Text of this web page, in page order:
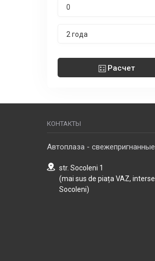
2 года
Расчет
КОНТАКТЫ
Автоплаза -
str. Socoleni 1
(mai sus de piața VAZ,
Socoleni)